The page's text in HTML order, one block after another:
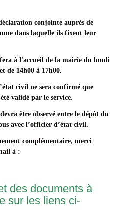
conjointe auprès de
dans laquelle ils fixent leur
à l'accueil de la mairie du lundi
de 14h00 à 17h00.
civil ne sera confirmé que
validé par le service.
être observé entre le dépôt du
avec l’officier d’état civil.
complémentaire, merci
à :
des documents à
sur les liens ci-